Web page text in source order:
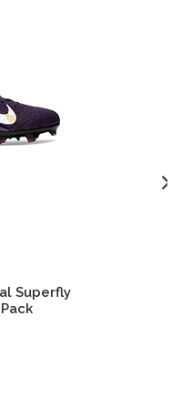
Superfly